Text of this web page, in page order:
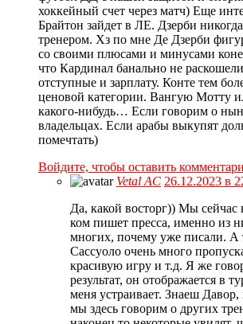
хоккейный счет через матч) Еще
Брайтон зайдет в ЛЕ. Дзерби
тренером. Хз по мне Де Дзерби
со своими плюсами и минусами
что Кардинал банально не
отступные и зарплату. Конте тем
ценовой категории. Вангую Мотту
какого-нибудь… Если говорим о
владельцах. Если арабы выкупят
помечтать)
Войдите, чтобы оставить
Vetal AC 26.12.2023 в
Да, какой восторг)) Мы сейчас
ком пишет пресса, именно из
многих, почему уже писали. А
Сассуоло очень много
красивую игру и т.д. Я же
результат, он отображается в
меня устраивает. Знаеш Давор,
мы здесь говорим о других